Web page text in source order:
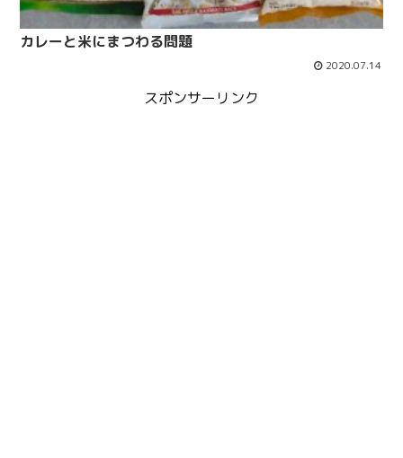
カレーと米にまつわる問題
2020.07.14
スポンサーリンク